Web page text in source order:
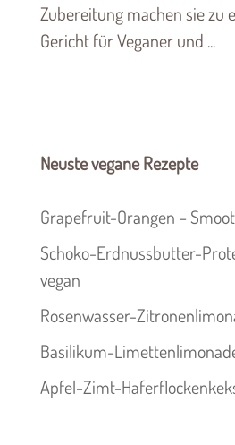
Zubereitung machen sie zu
Gericht für Veganer und ...
Neuste vegane Rezepte
Grapefruit-Orangen –
Schoko-Erdnussbutter-
vegan
Rosenwasser-
Basilikum-
Apfel-Zimt-